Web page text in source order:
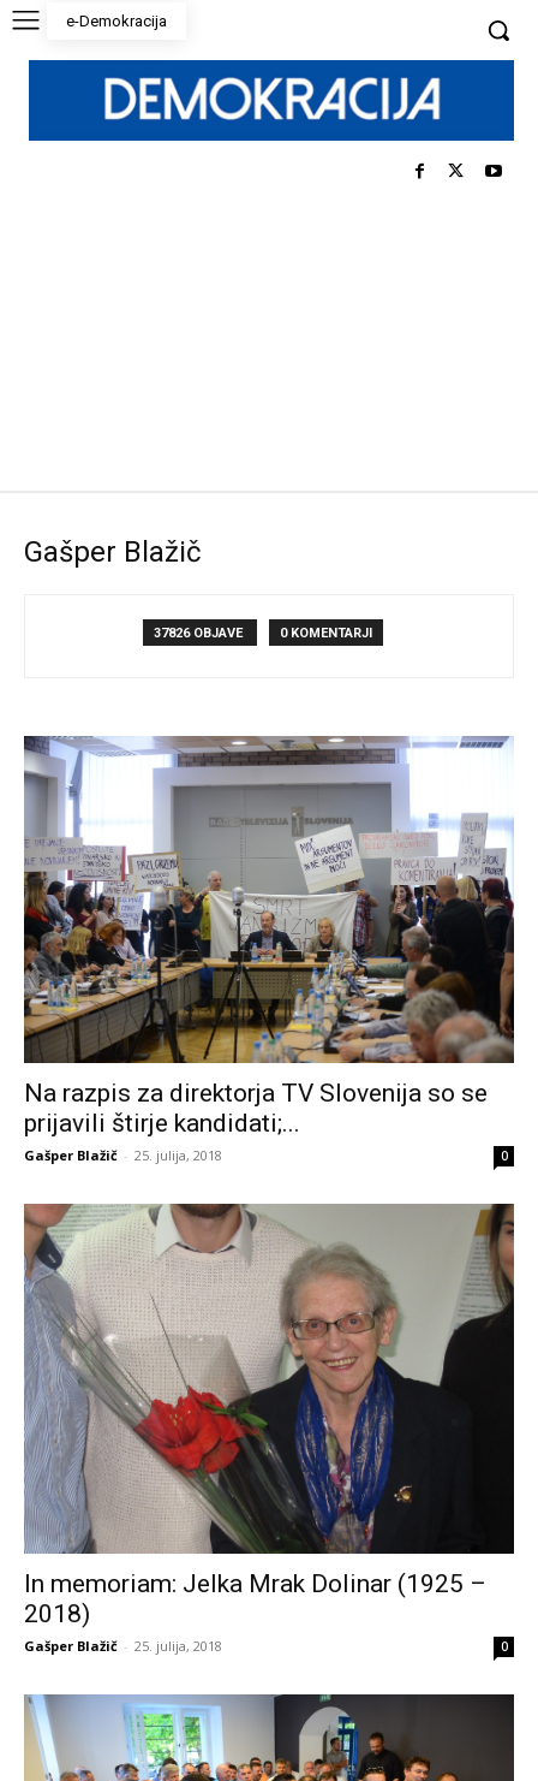
e-Demokracija
Gašper Blažič
37826 OBJAVE 0 KOMENTARJI
Na razpis za direktorja TV Slovenija so se
prijavili štirje kandidati;...
Gašper Blažič - 25. julija, 2018 0
In memoriam: Jelka Mrak Dolinar (1925 –
2018)
Gašper Blažič - 25. julija, 2018 0